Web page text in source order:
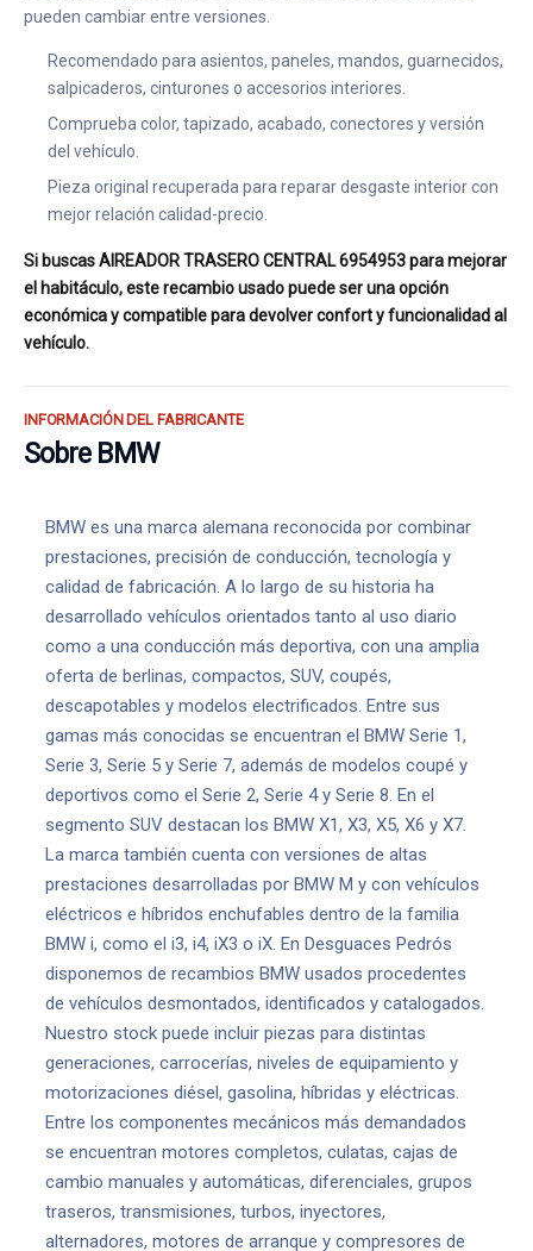
pueden cambiar entre versiones.
Recomendado para asientos, paneles, mandos, guarnecidos,
salpicaderos, cinturones o accesorios interiores.
Comprueba color, tapizado, acabado, conectores y versión
del vehículo.
Pieza original recuperada para reparar desgaste interior con
mejor relación calidad-precio.
Si buscas AIREADOR TRASERO CENTRAL 6954953 para mejorar
el habitáculo, este recambio usado puede ser una opción
económica y compatible para devolver confort y funcionalidad al
vehículo.
INFORMACIÓN DEL FABRICANTE
Sobre BMW
BMW es una marca alemana reconocida por combinar
prestaciones, precisión de conducción, tecnología y
calidad de fabricación. A lo largo de su historia ha
desarrollado vehículos orientados tanto al uso diario
como a una conducción más deportiva, con una amplia
oferta de berlinas, compactos, SUV, coupés,
descapotables y modelos electrificados. Entre sus
gamas más conocidas se encuentran el BMW Serie 1,
Serie 3, Serie 5 y Serie 7, además de modelos coupé y
deportivos como el Serie 2, Serie 4 y Serie 8. En el
segmento SUV destacan los BMW X1, X3, X5, X6 y X7.
La marca también cuenta con versiones de altas
prestaciones desarrolladas por BMW M y con vehículos
eléctricos e híbridos enchufables dentro de la familia
BMW i, como el i3, i4, iX3 o iX. En Desguaces Pedrós
disponemos de recambios BMW usados procedentes
de vehículos desmontados, identificados y catalogados.
Nuestro stock puede incluir piezas para distintas
generaciones, carrocerías, niveles de equipamiento y
motorizaciones diésel, gasolina, híbridas y eléctricas.
Entre los componentes mecánicos más demandados
se encuentran motores completos, culatas, cajas de
cambio manuales y automáticas, diferenciales, grupos
traseros, transmisiones, turbos, inyectores,
alternadores, motores de arranque y compresores de